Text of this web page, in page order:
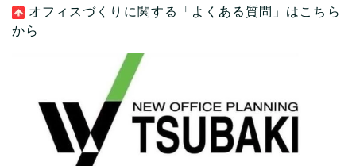
オフィスづくりに関する「よくある質問」 はこちら
から